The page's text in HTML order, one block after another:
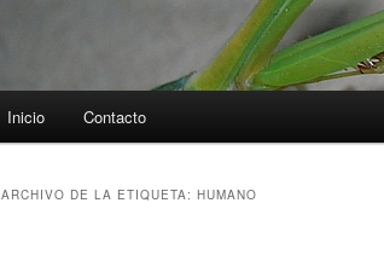
Inicio Contacto
ARCHIVO DE LA ETIQUETA: HUMANO